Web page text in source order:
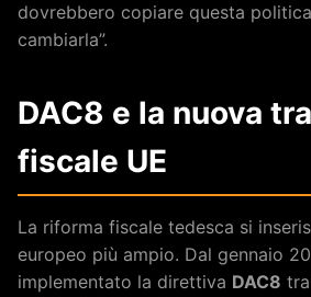
dovrebbero copiare questa
cambiarla”.
DAC8 e la nuova
fiscale UE
La riforma fiscale tedesca si
europeo più ampio. Dal gennaio
implementato la direttiva DAC8